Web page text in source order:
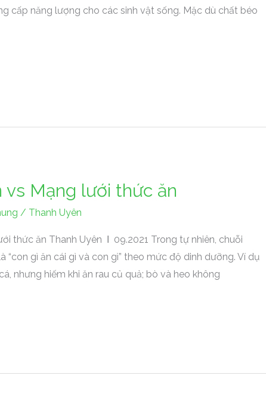
cấp năng lượng cho các sinh vật sống. Mặc dù chất béo
vs Mạng lưới thức ăn
/ Thanh Uyên
thức ăn Thanh Uyên Ι 09.2021 Trong tự nhiên, chuỗi
“con gì ăn cái gì và con gì” theo mức độ dinh dưỡng. Ví dụ
nhưng hiếm khi ăn rau củ quả; bò và heo không